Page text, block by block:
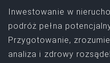
Inwestowanie w
podróż pełna
Przygotowanie,
analiza i zdrowy